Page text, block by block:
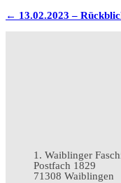
← 13.02.2023 –
1. Waiblinger
Postfach 1829
71308 Waiblingen